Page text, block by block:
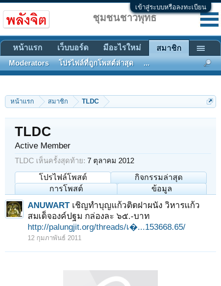
เข้าสู่ระบบหรือลงทะเบียน
หน้าแรก สมาชิก TLDC
TLDC
Active Member
TLDC เห็นครั้งสุดท้าย: 7 ตุลาคม 2012
โปรไฟล์โพสต์
กิจกรรมล่าสุด
การโพสต์
ข้อมูล
ANUWART เชิญทำบุญแก้วติดฝาผนัง วิหารแก้ว
สมเด็จองค์ปฐม กล่องละ ๖๕.-บาท
http://palungjit.org/threads/เ�...153668.65/
12 กุมภาพันธ์ 2011
ชุมชนชาวพุทธ
หน้าแรก เว็บบอร์ด มีอะไรใหม่ สมาชิก
Moderators โปรไฟล์ที่ถูกโพสต์ล่าสุด ...